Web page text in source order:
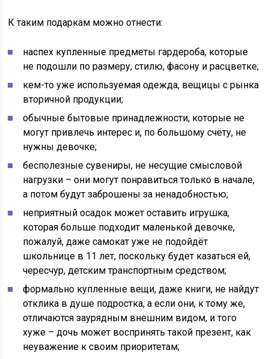
К таким подаркам можно отнести:
наспех купленные предметы гардероба, которые
не подошли по размеру, стилю, фасону и расцветке;
кем-то уже используемая одежда, вещицы с рынка
вторичной продукции;
обычные бытовые принадлежности, которые не
могут привлечь интерес и, по большому счёту, не
нужны девочке;
бесполезные сувениры, не несущие смысловой
нагрузки – они могут понравиться только в начале,
а потом будут заброшены за ненадобностью;
неприятный осадок может оставить игрушка,
которая больше подходит маленькой девочке,
пожалуй, даже самокат уже не подойдёт
школьнице в 11 лет, поскольку будет казаться ей,
чересчур, детским транспортным средством;
формально купленные вещи, даже книги, не найдут
отклика в душе подростка, а если они, к тому же,
отличаются заурядным внешним видом, и того
хуже – дочь может воспринять такой презент, как
неуважение к своим приоритетам;